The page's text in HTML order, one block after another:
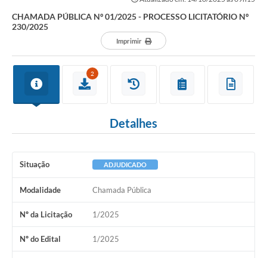
CHAMADA PÚBLICA Nº 01/2025 - PROCESSO LICITATÓRIO Nº
230/2025
Imprimir
2
Detalhes
Situação ADJUDICADO
Modalidade Chamada Pública
Nº da Licitação 1/2025
Nº do Edital 1/2025